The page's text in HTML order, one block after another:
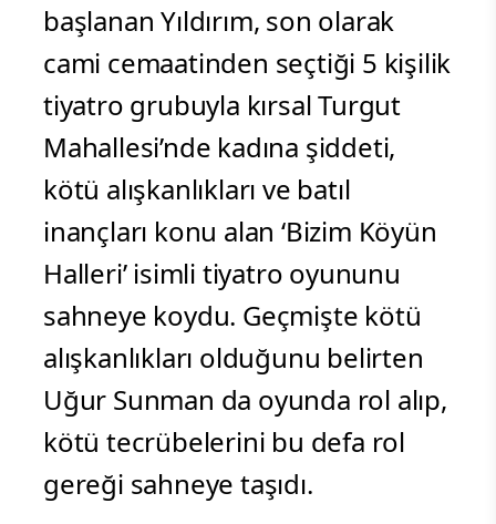
başlanan Yıldırım, son olarak
cami cemaatinden seçtiği 5 kişilik
tiyatro grubuyla kırsal Turgut
Mahallesi’nde kadına şiddeti,
kötü alışkanlıkları ve batıl
inançları konu alan ‘Bizim Köyün
Halleri’ isimli tiyatro oyununu
sahneye koydu. Geçmişte kötü
alışkanlıkları olduğunu belirten
Uğur Sunman da oyunda rol alıp,
kötü tecrübelerini bu defa rol
gereği sahneye taşıdı.